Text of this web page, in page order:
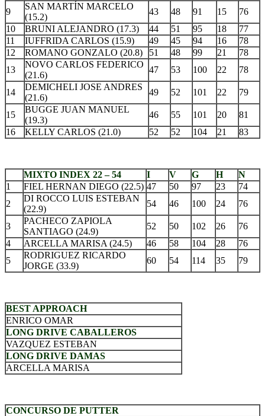
9
SAN MARTÍN MARCELO
(15.2)
43 48 91 15
76
10
BRUNI ALEJANDRO (17.3) 44 51 95 18
77
11
IUFFRIDA CARLOS (15.9) 49 45 94 16
78
12
ROMANO GONZALO (20.8) 51 48 99 21
78
13
NOVO CARLOS FEDERICO
(21.6)
47 53 100 22 78
14
DEMICHELI JOSE ANDRES
(21.6)
49 52 101 22 79
15
BUGGE JUAN MANUEL
(19.3)
46 55 101 20
81
16
KELLY CARLOS (21.0) 52 52 104 21 83
MIXTO INDEX 22 – 54 I V G H
N
1
FIEL HERNAN DIEGO (22.5) 47 50 97 23
74
2
DI ROCCO LUIS ESTEBAN
(22.9)
54 46 100 24 76
3
PACHECO ZAPIOLA
SANTIAGO (24.9)
52 50 102 26
76
4
ARCELLA MARISA (24.5) 46 58 104 28
76
5
RODRIGUEZ RICARDO
JORGE (33.9)
60 54 114 35 79
BEST APPROACH
ENRICO OMAR
LONG DRIVE CABALLEROS
VAZQUEZ ESTEBAN
LONG DRIVE DAMAS
ARCELLA MARISA
CONCURSO DE PUTTER